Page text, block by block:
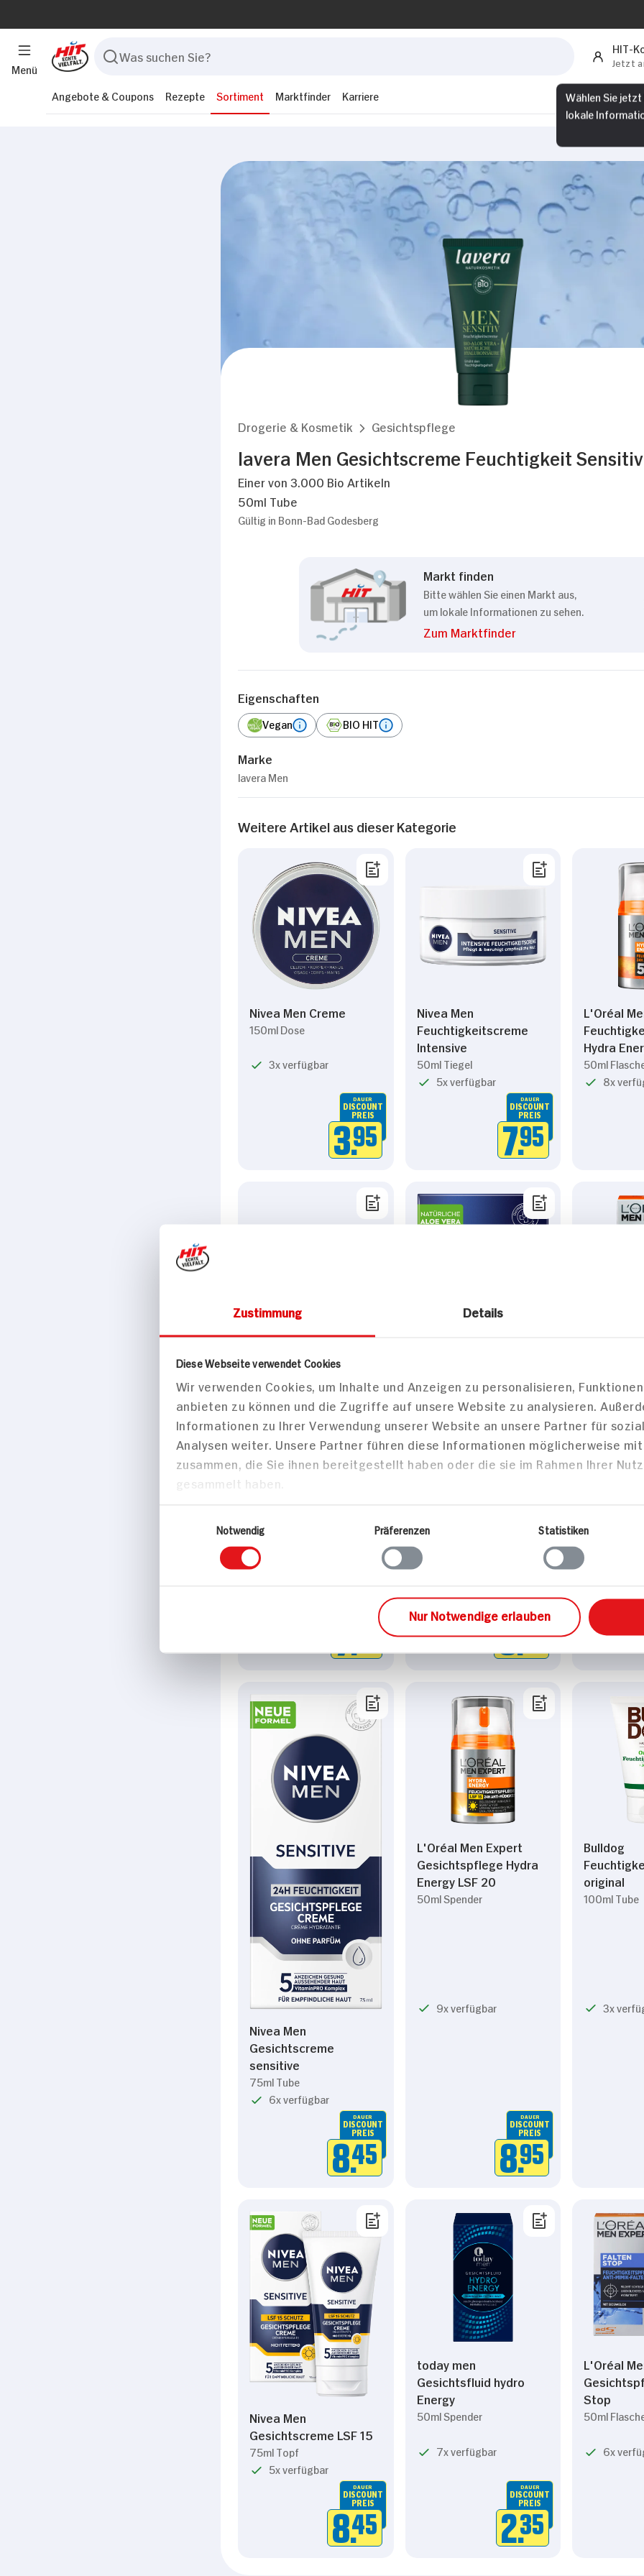
Zustimmung Details
Diese Webseite verwendet Cookies
Wir verwenden Cookies, um Inhalte und Anzeigen zu personalisieren,
anbieten zu können und die Zugriffe auf unsere Website zu analysieren.
Informationen zu Ihrer Verwendung unserer Website an unsere Partner für
Analysen weiter. Unsere Partner führen diese Informationen möglicherweise
zusammen, die Sie ihnen bereitgestellt haben oder die sie im Rahmen Ihrer
gesammelt haben.
Notwendig
Präferenzen Statistiken
Nur Notwendige erlauben
Menü
HIT-
Jetzt
Wählen Sie
lokale
Angebote & Coupons Rezepte Sortiment Marktfinder Karriere
Drogerie & Kosmetik Gesichtspflege
lavera Men Gesichtscreme Feuchtigkeit Sensitiv
Einer von 3.000 Bio Artikeln
50ml Tube
Gültig in Bonn-Bad Godesberg
Markt finden
Bitte wählen Sie einen Markt aus,
um lokale Informationen zu sehen.
Zum Marktfinder
Eigenschaften
Vegan BIO HIT
Marke
lavera Men
Weitere Artikel aus dieser Kategorie
Nivea Men Creme
150ml Dose
3x verfügbar
DAUER
DISCOUNT
PREIS
3.95
Nivea Men
Feuchtigkeitscreme
Intensive
50ml Tiegel
5x verfügbar
DAUER
DISCOUNT
PREIS
7.95
L'Oréal
Hydra
50ml
8x
Feuchtigkeitscreme
Intensiv
DISCOUNT
Nivea Men
Feuchtigkeitsemulsion
75ml Spender
DAUER
PREIS
8.45
kühlendes
Nivea Men
Gesichtscreme
sensitive
75ml Tube
6x verfügbar
DAUER
DISCOUNT
PREIS
8.45
L'Oréal Men Expert
Gesichtspflege Hydra
Energy LSF 20
50ml Spender
9x verfügbar
DAUER
DISCOUNT
PREIS
8.95
Bulldog
original
100ml Tube
3x
Nivea Men
Gesichtscreme LSF 15
75ml Topf
5x verfügbar
DAUER
DISCOUNT
PREIS
8.45
today men
Gesichtsfluid hydro
Energy
50ml Spender
7x verfügbar
DAUER
DISCOUNT
PREIS
2.35
L'Oréal
Stop
50ml
6x